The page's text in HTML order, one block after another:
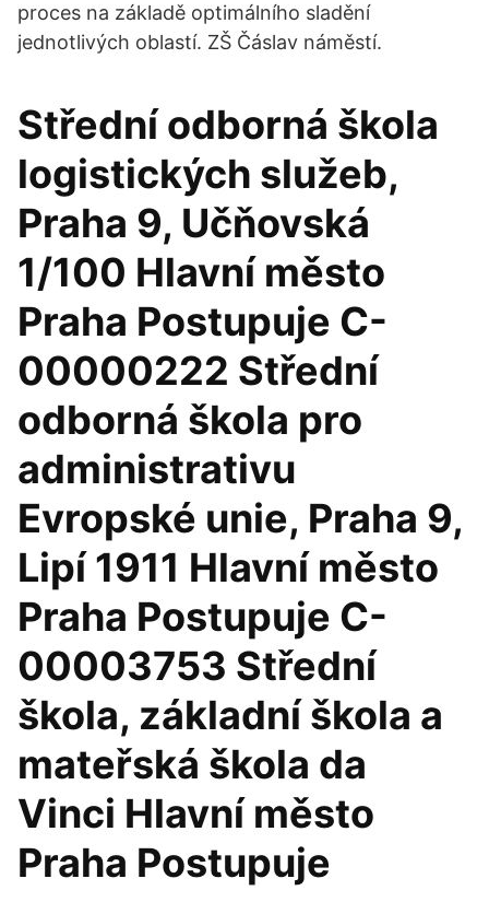
proces na základě optimálního sladění
jednotlivých oblastí. ZŠ Čáslav náměstí.
Střední odborná škola
logistických služeb,
Praha 9, Učňovská
1/100 Hlavní město
Praha Postupuje C-
00000222 Střední
odborná škola pro
administrativu
Evropské unie, Praha 9,
Lipí 1911 Hlavní město
Praha Postupuje C-
00003753 Střední
škola, základní škola a
mateřská škola da
Vinci Hlavní město
Praha Postupuje